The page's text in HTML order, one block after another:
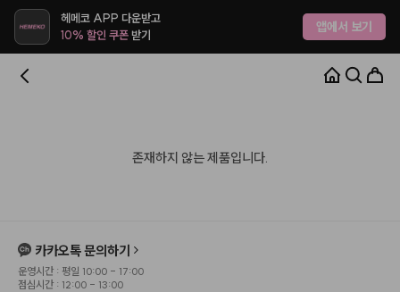
헤메코 APP 다운받고
10% 할인 쿠폰받기 앱에서 보기
존재하지 않는 제품입니다.
카카오톡 문의하기
운영시간 : 평일 10:00 - 17:00
점심시간 : 12:00 - 13:00